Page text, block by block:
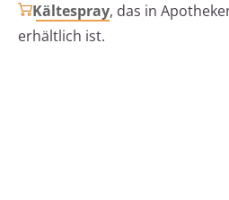
Kältespray, das in
erhältlich ist.